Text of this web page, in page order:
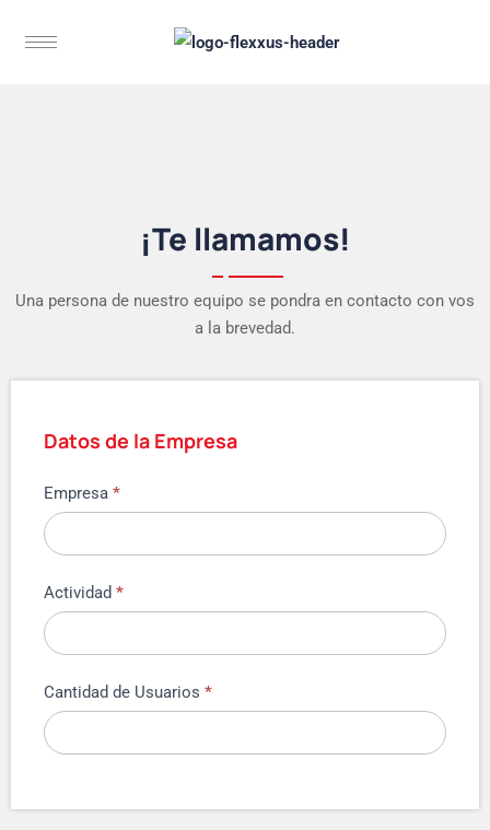
¡Te llamamos!
Una persona de nuestro equipo se pondra en contacto con vos
a la brevedad.
Datos de la Empresa
Empresa *
Actividad *
Cantidad de Usuarios *